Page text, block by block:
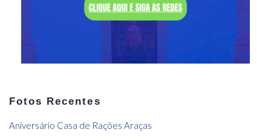
Fotos Recentes
Aniversário Casa de Rações Araças